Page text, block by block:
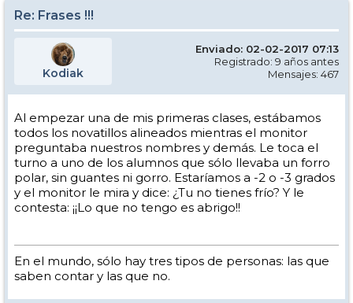
Re: Frases !!!
Kodiak
Enviado: 02-02-2017 07:13
Registrado: 9 años antes
Mensajes: 467
Al empezar una de mis primeras clases, estábamos
todos los novatillos alineados mientras el monitor
preguntaba nuestros nombres y demás. Le toca el
turno a uno de los alumnos que sólo llevaba un forro
polar, sin guantes ni gorro. Estaríamos a -2 o -3 grados
y el monitor le mira y dice: ¿Tu no tienes frío? Y le
contesta: ¡¡Lo que no tengo es abrigo!!
En el mundo, sólo hay tres tipos de personas: las que
saben contar y las que no.